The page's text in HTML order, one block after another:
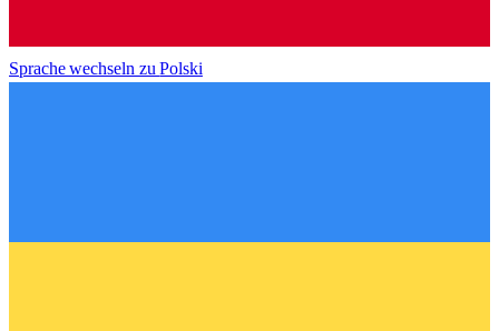
Sprache wechseln zuPolski